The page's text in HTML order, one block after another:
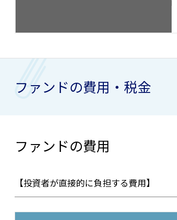
ファンドの費用・税金
ファンドの費用
【投資者が直接的に負担する費用】